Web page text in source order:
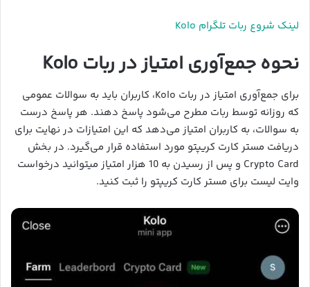
لینک شروع ربات تلگرام Kolo
نحوه جمع‌آوری امتیاز در ربات Kolo
برای جمع‌آوری امتیاز در ربات Kolo، کاربران باید به سوالات عمومی
که روزانه توسط ربات مطرح می‌شود پاسخ دهند. هر پاسخ درست
به سوالات، به کاربران امتیاز می‌دهد که این امتیازات در نهایت برای
دریافت مستر کارت کریپتو مورد استفاده قرار می‌گیرد. در بخش
Crypto Card و پس از رسیدن به 10 هزار امتیاز میتوانید درخواست
وایت لیست برای مستر کارت کریپتو را ثبت کنید.